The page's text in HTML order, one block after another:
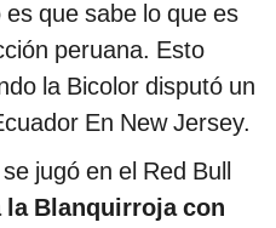
que sabe lo que es
peruana. Esto
la Bicolor disputó un
En New Jersey.
jugó en el Red Bull
la Blanquirroja con